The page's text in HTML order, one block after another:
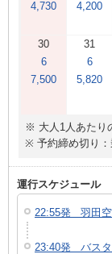
4,730
4,200
30
6
7,500
31
6
5,820
※ 大人1人あたり
※ 予約締め切り
運行スケジュール
22:55発 羽田
23:40発 バス